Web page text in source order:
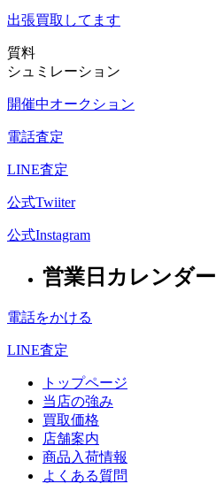
出張買取 してます
質料
シュミレーション
開催中オークション
電話査定
LINE査定
公式Twiiter
公式Instagram
営業日カレンダー
電話をかける
LINE査定
トップページ
当店の強み
買取価格
店舗案内
商品入荷情報
よくある質問